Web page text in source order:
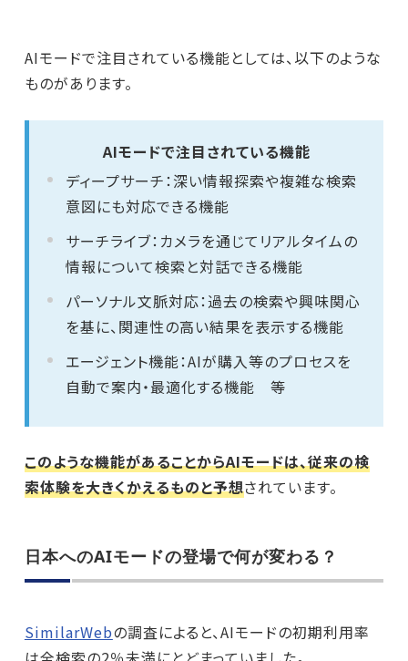
AIモードで注目されている機能としては、以下のような
ものがあります。
AIモードで注目されている機能
ディープサーチ：深い情報探索や複雑な検索
意図にも対応できる機能
サーチライブ：カメラを通じてリアルタイムの
情報について検索と対話できる機能
パーソナル文脈対応：過去の検索や興味関心
を基に、関連性の高い結果を表示する機能
エージェント機能：AIが購入等のプロセスを
自動で案内・最適化する機能 等
このような機能があることからAIモードは、従来の検
索体験を大きくかえるものと予想されています。
日本へのAIモードの登場で何が変わる？
SimilarWebの調査によると、AIモードの初期利用率